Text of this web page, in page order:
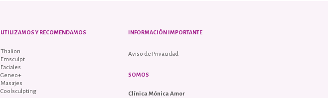
UTILIZAMOS Y RECOMENDAMOS
Thalion
Emsculpt
Faciales
Geneo+
Masajes
Coolsculpting
INFORMACIÓN IMPORTANTE
Aviso de Privacidad
SOMOS
Clínica Mónica Amor